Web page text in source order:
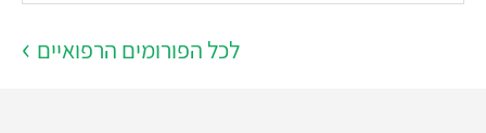
לכל הפורומים הרפואיים